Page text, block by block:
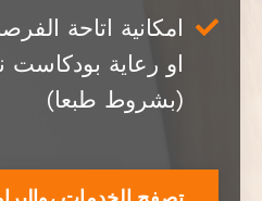
امكانية اتاحة
او رعاية بودكاست
(بشروط طبعا)